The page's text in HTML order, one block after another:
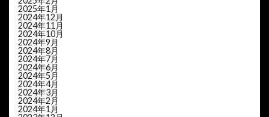
2025年1月
2024年12月
2024年11月
2024年10月
2024年9月
2024年8月
2024年7月
2024年6月
2024年5月
2024年4月
2024年3月
2024年2月
2024年1月